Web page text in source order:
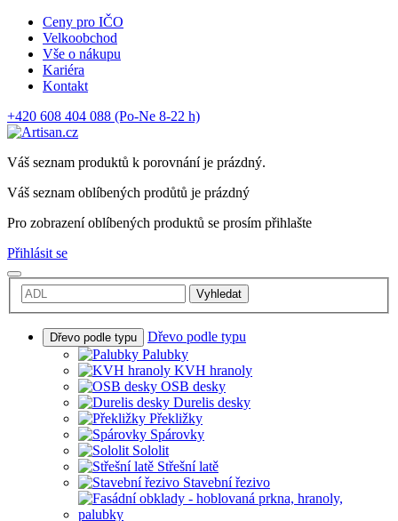
Ceny pro IČO
Velkoobchod
Vše o nákupu
Kariéra
Kontakt
+420 608 404 088 (Po-Ne 8-22 h)
Váš seznam produktů k porovnání je prázdný.
Váš seznam oblíbených prodůtů je prázdný
Pro zobrazení oblíbených produktů se prosím přihlašte
Přihlásit se
Vyhledat
Dřevo podle typu
Dřevo podle typu
Palubky
KVH hranoly
OSB desky
Durelis desky
Překližky
Spárovky
Sololit
Střešní latě
Stavební řezivo